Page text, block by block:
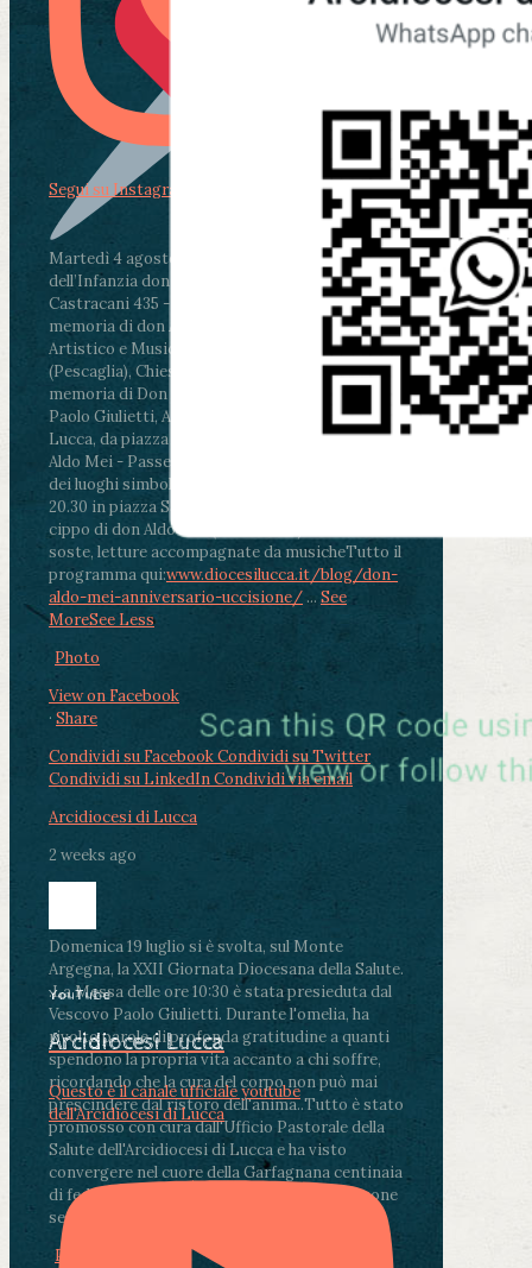
Martedì 4 agosto2026
ore 11:30 - Lucca, Scuola
dell’Infanzia don Aldo Mei - Viale Castruccio
Castracani 435 - Inaugurazione murales in
memoria di don Aldo Mei curato dal Liceo
Artistico e Musicale “Passaglia”
ore 18 - Fiano
(Pescaglia), Chiesa parrocchiale - Messa in
memoria di Don Aldo Mei celebrata da mons.
Paolo Giulietti, Arcivescovo di Lucca
ore 20.30 -
Lucca, da piazza San Michele al Cippo di don
Aldo Mei - Passeggiata della Memoria in alcuni
dei luoghi simbolo della città. Ritrovo alle ore
20.30 in piazza San Michele con conclusione al
cippo di don Aldo Mei (Porta Elisa). Durante le
soste, letture accompagnate da musicheTutto il
programma qui:www.diocesilucca.it/blog/don-
aldo-mei-anniversario-uccisione/ ... See
MoreSee Less
Photo
View on Facebook
· Share
Condividi su FacebookCondividi su Twitter
Condividi su LinkedInCondividi via email
Arcidiocesi di Lucca
2 weeks ago
Domenica 19 luglio si è svolta, sul Monte
Argegna, la XXII Giornata Diocesana della Salute.
.La Messa delle ore 10:30 è stata presieduta dal
Vescovo Paolo Giulietti. Durante l'omelia, ha
rivolto parole di profonda gratitudine a quanti
spendono la propria vita accanto a chi soffre,
ricordando che la cura del corpo non può mai
prescindere dal ristoro dell'anima..Tutto è stato
promosso con cura dall'Ufficio Pastorale della
Salute dell'Arcidiocesi di Lucca e ha visto
convergere nel cuore della Garfagnana centinaia
di fedeli, operatori sanitari, volontari e persone
segnate dalla malattia.
Photo
Segui su Instagram
YouTube
Arcidiocesi Lucca
Questo è il canale ufficiale youtube
dell'Arcidiocesi di Lucca